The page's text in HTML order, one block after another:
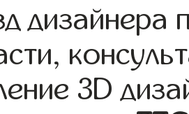
дизайнера
3D